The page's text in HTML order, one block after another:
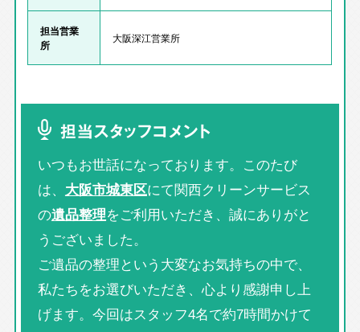
担当営業
所
大阪深江営業所
担当スタッフコメント
いつもお世話になっております。このたび
は、 大阪市城東区にて関西クリーンサービス
の遺品整理をご利用いただき、誠にありがと
うございました。
ご遺品の整理という大変なお気持ちの中で、
私たちをお選びいただき、心より感謝申し上
げます。今回はスタッフ4名で約7時間かけて